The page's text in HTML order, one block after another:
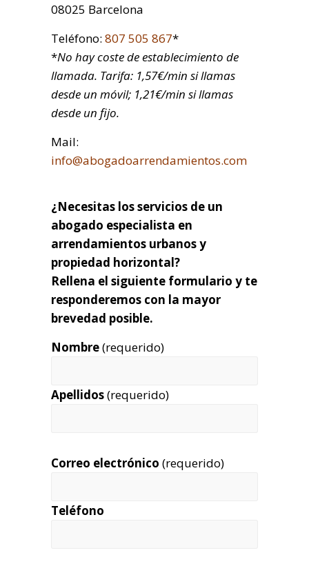
08025 Barcelona
Teléfono: 807 505 867*
*No hay coste de establecimiento de
llamada. Tarifa: 1,57€/min si llamas
desde un móvil; 1,21€/min si llamas
desde un fijo.
Mail:
info@abogadoarrendamientos.com
¿Necesitas los servicios de un
abogado especialista en
arrendamientos urbanos y
propiedad horizontal?
Rellena el siguiente formulario y te
responderemos con la mayor
brevedad posible.
Nombre(requerido)
Apellidos(requerido)
Correo electrónico (requerido)
Teléfono